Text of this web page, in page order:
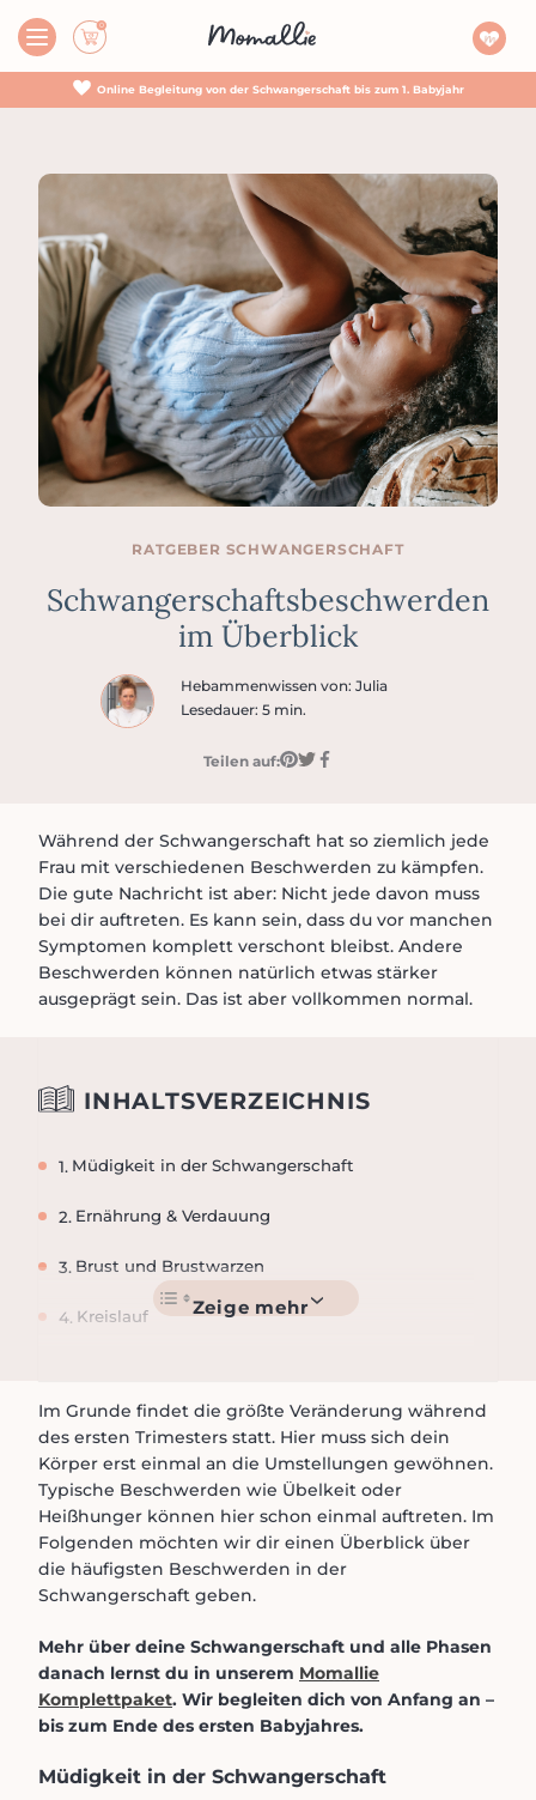
Online Begleitung von der Schwangerschaft bis zum 1. Babyjahr
RATGEBER SCHWANGER­SCHAFT
Schwangerschaftsbeschwer­den
im Überblick
Hebammenwissen von: Julia
Lesedauer: 5 min.
Teilen auf:
Während der Schwangerschaft hat so ziemlich jede
Frau mit verschiedenen Beschwerden zu kämpfen.
Die gute Nachricht ist aber: Nicht jede davon muss
bei dir auftreten. Es kann sein, dass du vor manchen
Symptomen komplett verschont bleibst. Andere
Beschwerden können natürlich etwas stärker
ausgeprägt sein. Das ist aber vollkommen normal.
INHALTSVERZEICHNIS
Müdigkeit in der Schwangerschaft
Ernährung & Verdauung
Brust und Brustwarzen
Kreislauf
Haut & Haare
Gelenke und Muskeln
Weitere Beschwerden in der Schwangerschaft
Im Grunde findet die größte Veränderung während
des ersten Trimesters statt. Hier muss sich dein
Körper erst einmal an die Umstellungen gewöhnen.
Typische Beschwerden wie Übelkeit oder
Heißhunger können hier schon einmal auftreten. Im
Folgenden möchten wir dir einen Überblick über
die häufigsten Beschwerden in der
Schwangerschaft geben.
Mehr über deine Schwangerschaft und alle Phasen
danach lernst du in unserem Momallie
Komplettpaket. Wir begleiten dich von Anfang an –
bis zum Ende des ersten Babyjahres.
Müdigkeit in der Schwangerschaft